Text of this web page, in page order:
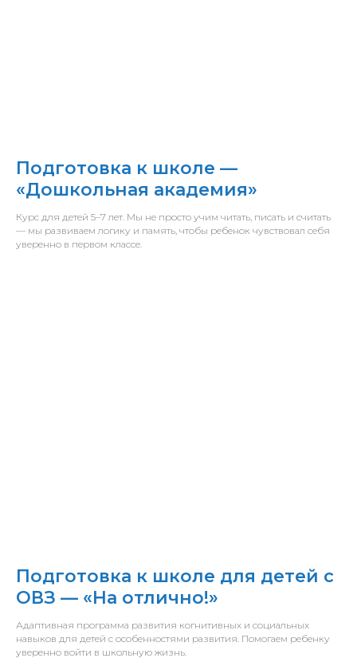
Подготовка к школе —
«Дошкольная академия»
Курс для детей 5–7 лет. Мы не просто учим читать, писать и считать
— мы развиваем логику и память, чтобы ребенок чувствовал себя
уверенно в первом классе.
Подготовка к школе для детей с
ОВЗ — «На отлично!»
Адаптивная программа развития когнитивных и социальных
навыков для детей с особенностями развития. Помогаем ребенку
уверенно войти в школьную жизнь.